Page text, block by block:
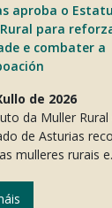
aproba o
para
e combater a
de 2026
da Muller Rural
de Asturias
mulleres rurais